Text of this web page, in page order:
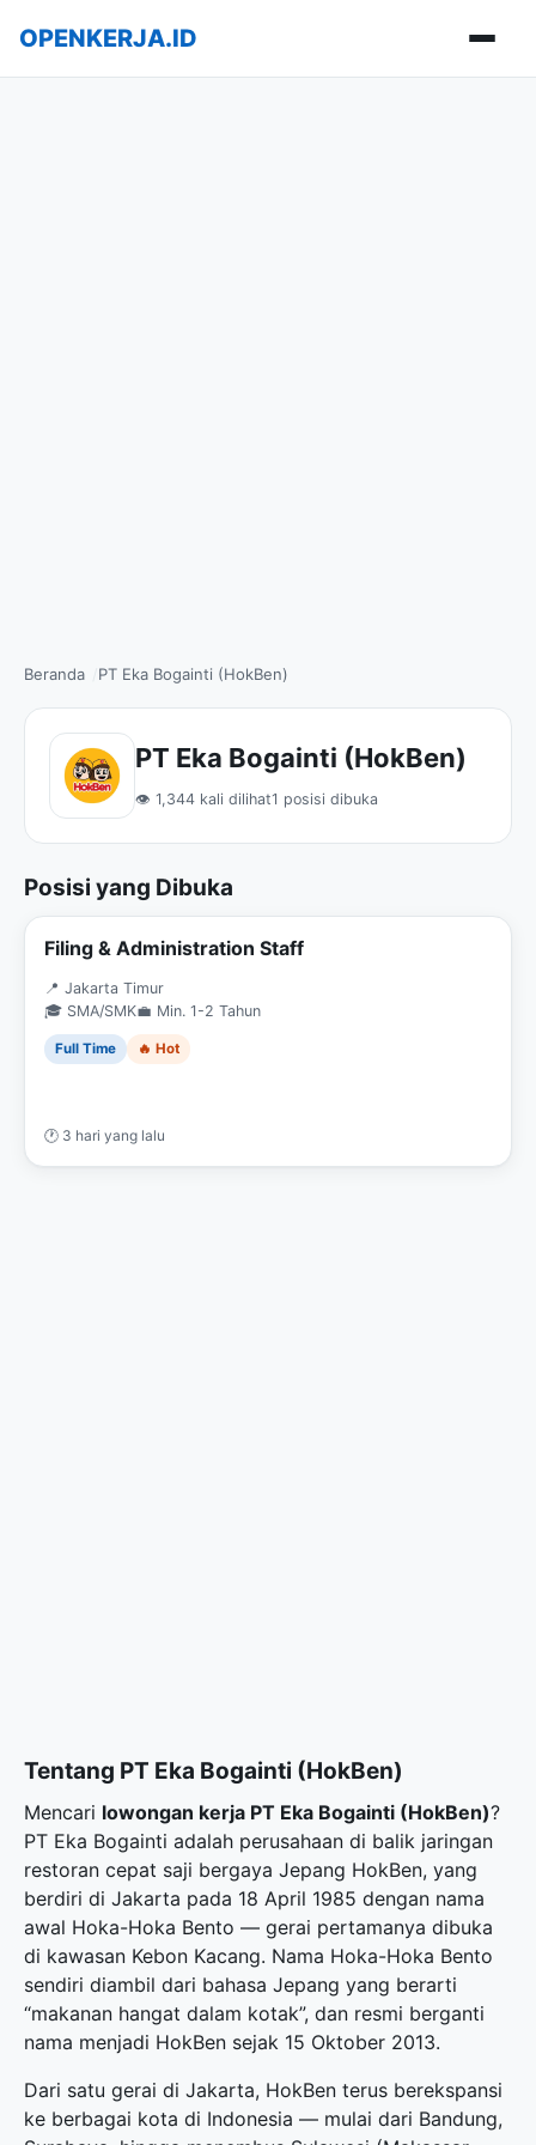
OPENKERJA.ID
Beranda PT Eka Bogainti (HokBen)
PT Eka Bogainti (HokBen)
👁 1,344 kali dilihat1 posisi dibuka
Posisi yang Dibuka
Filing & Administration Staff
📍 Jakarta Timur
🎓 SMA/SMK💼 Min. 1-2 Tahun
Full Time 🔥 Hot
🕐 3 hari yang lalu
Tentang PT Eka Bogainti (HokBen)
Mencari lowongan kerja PT Eka Bogainti (HokBen)?
PT Eka Bogainti adalah perusahaan di balik jaringan
restoran cepat saji bergaya Jepang HokBen, yang
berdiri di Jakarta pada 18 April 1985 dengan nama
awal Hoka-Hoka Bento — gerai pertamanya dibuka
di kawasan Kebon Kacang. Nama Hoka-Hoka Bento
sendiri diambil dari bahasa Jepang yang berarti
“makanan hangat dalam kotak”, dan resmi berganti
nama menjadi HokBen sejak 15 Oktober 2013.
Dari satu gerai di Jakarta, HokBen terus berekspansi
ke berbagai kota di Indonesia — mulai dari Bandung,